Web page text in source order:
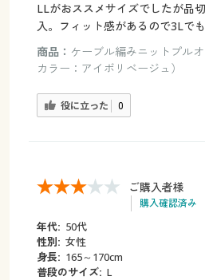
LLがおススメサイズでしたが品
入。フィット感があるので3Lでも
商品： ケーブル編みニットプル
カラー：アイボリベージュ）
役に立った 0
ご購入者様
購入確認済み
年代: 50代
性別: 女性
身長: 165～170cm
普段のサイズ: L